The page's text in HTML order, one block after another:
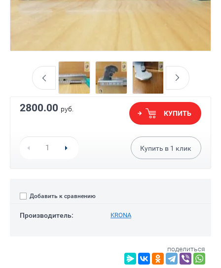
2800.00 руб.
КУПИТЬ
Купить в 1 клик
Добавить к сравнению
Производитель: KRONA
поделиться